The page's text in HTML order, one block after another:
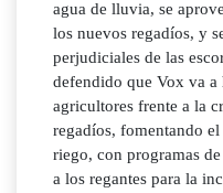
agua de lluvia, se
los nuevos regadíos, y
perjudiciales de las
defendido que Vox va a
agricultores frente a la
regadíos, fomentando
riego, con programas
a los regantes para la